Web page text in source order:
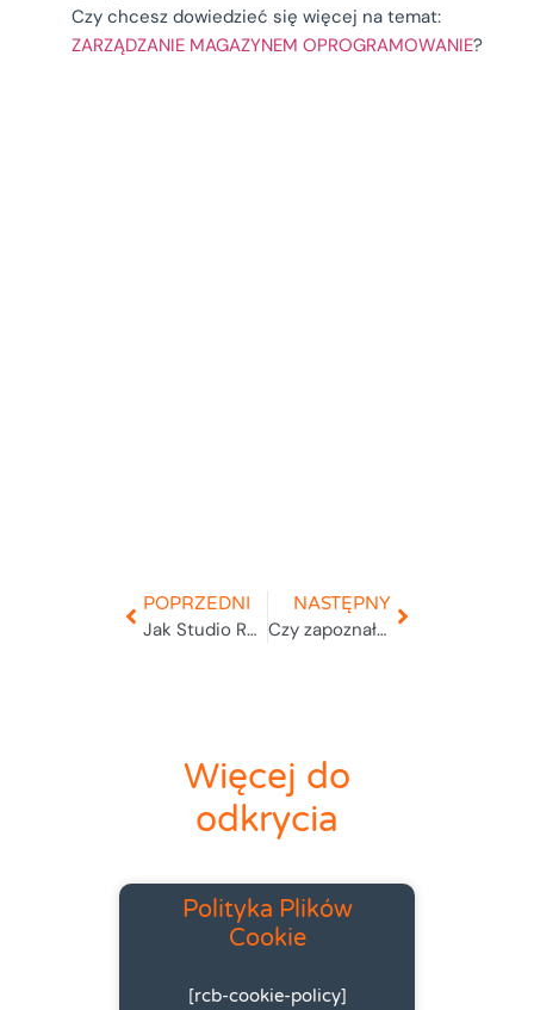
Czy chcesz dowiedzieć się więcej na temat:
ZARZĄDZANIE MAGAZYNEM OPROGRAMOWANIE?
POPRZEDNI
Jak Studio RMA.net ułatwia zarządzanie reklamacjami?
NASTĘPNY
Czy zapoznałeś się z naszą firmą informatyczną ?
Więcej do
odkrycia
Polityka Plików
Cookie
[rcb-cookie-policy]